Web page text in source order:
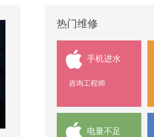
热门维修
手机进水
咨询工程师
电量不足